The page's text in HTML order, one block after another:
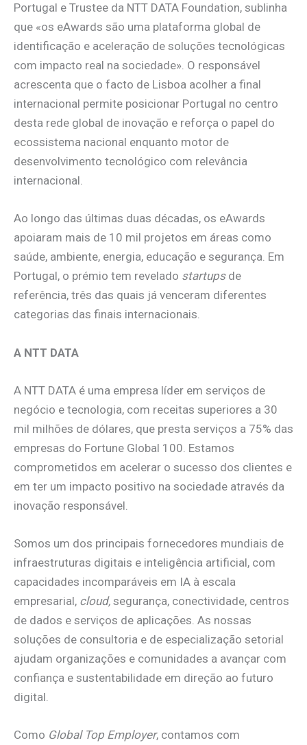
Portugal e Trustee da NTT DATA Foundation, sublinha
que «os eAwards são uma plataforma global de
identificação e aceleração de soluções tecnológicas
com impacto real na sociedade». O responsável
acrescenta que o facto de Lisboa acolher a final
internacional permite posicionar Portugal no centro
desta rede global de inovação e reforça o papel do
ecossistema nacional enquanto motor de
desenvolvimento tecnológico com relevância
internacional.
Ao longo das últimas duas décadas, os eAwards
apoiaram mais de 10 mil projetos em áreas como
saúde, ambiente, energia, educação e segurança. Em
Portugal, o prémio tem revelado startupsde
referência, três das quais já venceram diferentes
categorias das finais internacionais.
A NTT DATA
A NTT DATA é uma empresa líder em serviços de
negócio e tecnologia, com receitas superiores a 30
mil milhões de dólares, que presta serviços a 75% das
empresas do Fortune Global 100. Estamos
comprometidos em acelerar o sucesso dos clientes e
em ter um impacto positivo na sociedade através da
inovação responsável.
Somos um dos principais fornecedores mundiais de
infraestruturas digitais e inteligência artificial, com
capacidades incomparáveis em IA à escala
empresarial, cloud, segurança, conectividade, centros
de dados e serviços de aplicações. As nossas
soluções de consultoria e de especialização setorial
ajudam organizações e comunidades a avançar com
confiança e sustentabilidade em direção ao futuro
digital.
Como Global Top Employer, contamos com